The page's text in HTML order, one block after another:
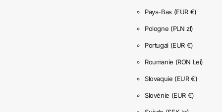
Pays-Bas (EUR €)
Pologne (PLN zł)
Portugal (EUR €)
Roumanie (RON Lei)
Slovaquie (EUR €)
Slovénie (EUR €)